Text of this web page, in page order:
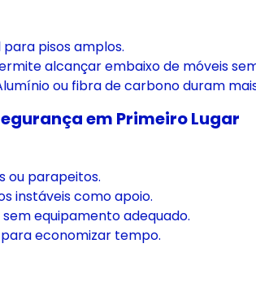
para pisos amplos.
alcançar embaixo de móveis
ou fibra de carbono duram
em Primeiro Lugar
ou parapeitos.
instáveis como apoio.
equipamento adequado.
economizar tempo.